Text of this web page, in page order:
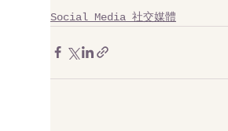
Social Media 社交媒體